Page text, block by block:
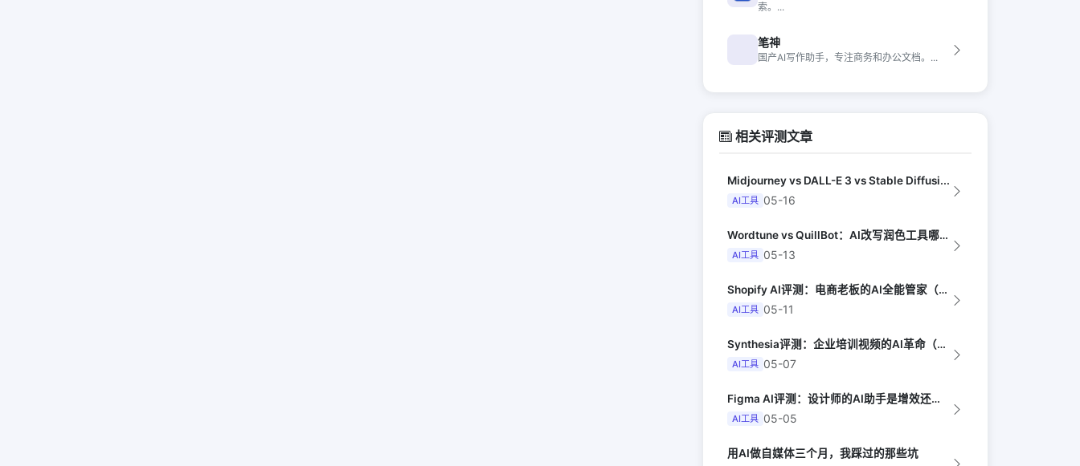
索。...
笔神
国产AI写作助手，专注商务和办公文档。...
相关评测文章
Midjourney vs DALL-E 3 vs Stable Diffusi...
AI工具 05-16
Wordtune vs QuillBot：AI改写润色工具哪家强（PCMag）
AI工具 05-13
Shopify AI评测：电商老板的AI全能管家（Practical Ecomm...
AI工具 05-11
Synthesia评测：企业培训视频的AI革命（Harvard Business...
AI工具 05-07
Figma AI评测：设计师的AI助手是增效还是威胁（Smashing Maga...
AI工具 05-05
用AI做自媒体三个月，我踩过的那些坑